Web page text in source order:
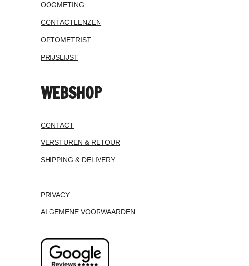
OOGMETING
CONTACTLENZEN
OPTOMETRIST
PRIJSLIJST
WEBSHOP
CONTACT
VERSTUREN & RETOUR
SHIPPING & DELIVERY
PRIVACY
ALGEMENE VOORWAARDEN